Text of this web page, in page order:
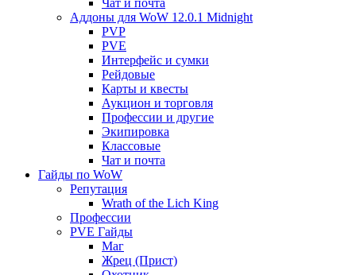
Чат и почта
Аддоны для WoW 12.0.1 Midnight
PVP
PVE
Интерфейс и сумки
Рейдовые
Карты и квесты
Аукцион и торговля
Профессии и другие
Экипировка
Классовые
Чат и почта
Гайды по WoW
Репутация
Wrath of the Lich King
Профессии
PVE Гайды
Маг
Жрец (Прист)